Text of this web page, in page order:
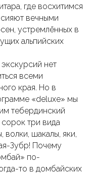
где восхитимся
вечными
устремлённых в
альпийских
нет
всеми
края. Но в
«deluxe» мы
тебердинский
три вида
шакалы, яки,
Зубр! Почему
по-
то в домбайских